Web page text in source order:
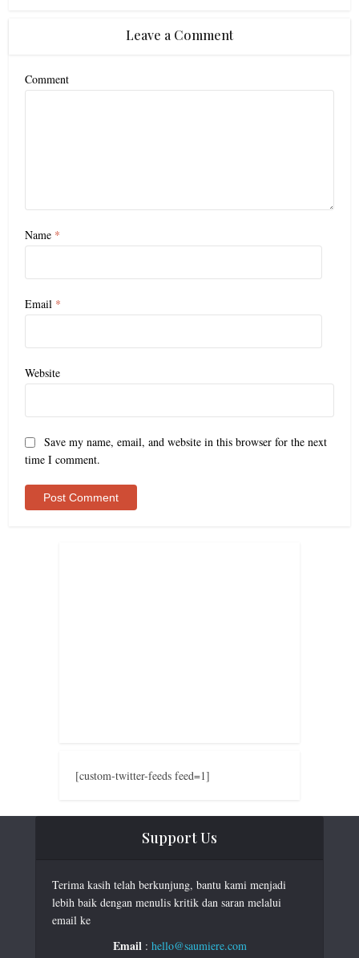
Leave a Comment
Comment
Name *
Email *
Website
Save my name, email, and website in this browser for the next
time I comment.
[custom-twitter-feeds feed=1]
Support Us
Terima kasih telah berkunjung, bantu kami menjadi
lebih baik dengan menulis kritik dan saran melalui
email ke
Email: hello@saumiere.com